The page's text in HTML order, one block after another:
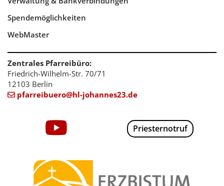
Spendemöglichkeiten
WebMaster
Zentrales Pfarreibüro:
Friedrich-Wilhelm-Str. 70/71
12103 Berlin
 pfarreibuero@hl-johannes23.de
Priesternotruf